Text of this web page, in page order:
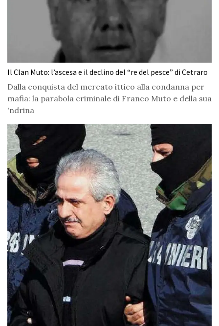
Il Clan Muto: l’ascesa e il declino del “re del pesce” di Cetraro
Dalla conquista del mercato ittico alla condanna per
mafia: la parabola criminale di Franco Muto e della sua
'ndrina